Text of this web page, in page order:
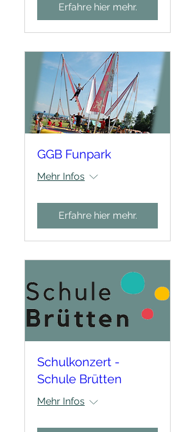
Erfahre hier mehr.
GGB Funpark
Mehr Infos
Erfahre hier mehr.
Schulkonzert -
Schule Brütten
Mehr Infos